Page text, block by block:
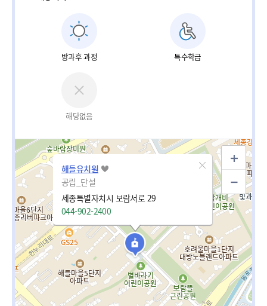
방과후 과정 특수학급
해당없음
해들유치원
공립_단설
세종특별자치시 보람서로 29
044-902-2400